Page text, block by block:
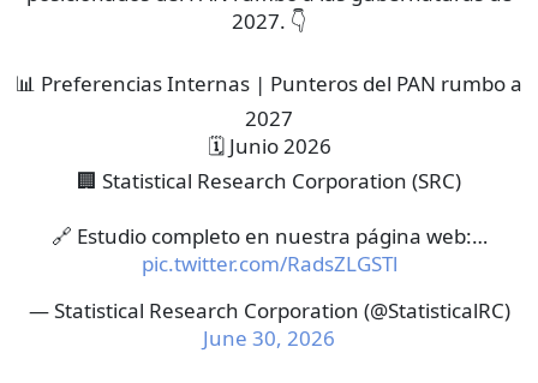
2027. 👇
📊 Preferencias Internas | Punteros del PAN rumbo a
2027
🗓️ Junio 2026
🏢 Statistical Research Corporation (SRC)
🔗 Estudio completo en nuestra página web:…
pic.twitter.com/RadsZLGSTl
— Statistical Research Corporation (@StatisticalRC)
June 30, 2026